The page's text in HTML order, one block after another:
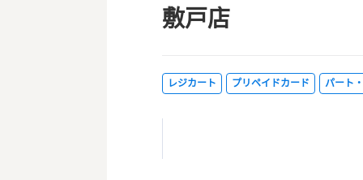
敷戸店
レジカート プリペイドカード パート